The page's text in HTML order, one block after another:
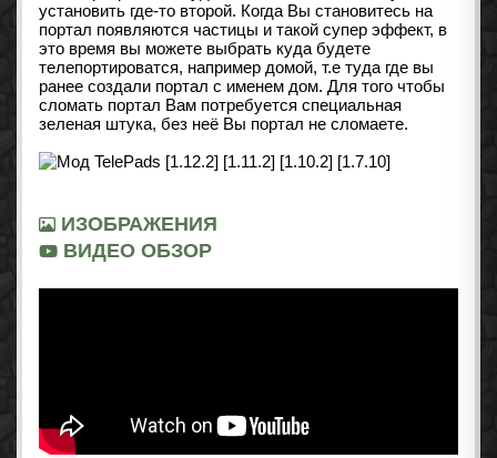
установить где-то второй. Когда Вы становитесь на
портал появляются частицы и такой супер эффект, в
это время вы можете выбрать куда будете
телепортироватся, например домой, т.е туда где вы
ранее создали портал с именем дом. Для того чтобы
сломать портал Вам потребуется специальная
зеленая штука, без неё Вы портал не сломаете.
ИЗОБРАЖЕНИЯ
ВИДЕО ОБЗОР